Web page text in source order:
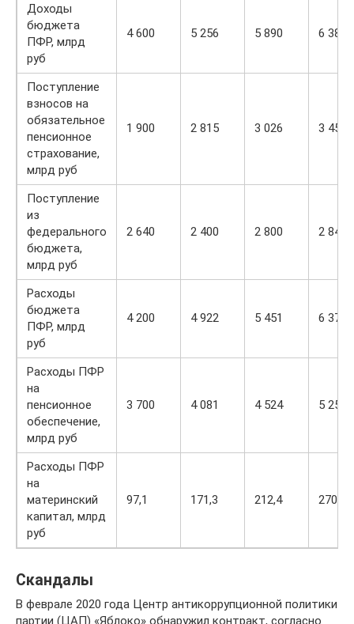
Доходы
бюджета
ПФР, млрд
руб
4 600 5 256 5 890 6 388
Поступление
взносов на
обязательное
пенсионное
страхование,
млрд руб
1 900 2 815 3 026 3 459
Поступление
из
федерального
бюджета,
млрд руб
2 640 2 400 2 800 2 840
Расходы
бюджета
ПФР, млрд
руб
4 200 4 922 5 451 6 379
Расходы ПФР
на
пенсионное
обеспечение,
млрд руб
3 700 4 081 4 524 5 250
Расходы ПФР
на
материнский
капитал, млрд
руб
97,1 171,3 212,4 270,7
Скандалы
В феврале 2020 года Центр антикоррупционной политики
партии (ЦАП) «Яблоко» обнаружил контракт, согласно